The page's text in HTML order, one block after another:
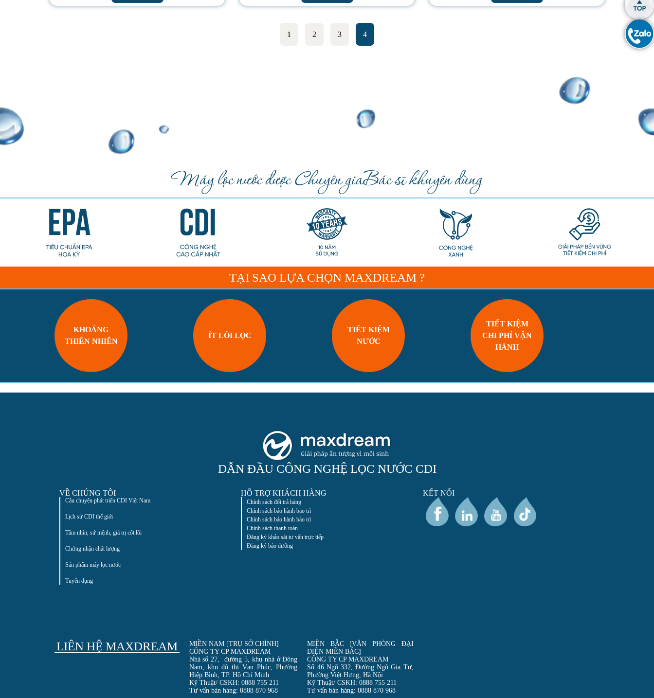
1 2 3 4
Máy lọc nước được Chuyên giaBác sĩ khuyên dùng
TẠI SAO LỰA CHỌN MAXDREAM ?
KHOÁNG
THIÊN NHIÊN
ÍT LÕI LỌC
TIẾT KIỆM
NƯỚC
TIẾT KIỆM
CHI PHÍ VẬN
HÀNH
DẪN ĐẦU CÔNG NGHỆ LỌC NƯỚC CDI
VỀ CHÚNG TÔI
Câu chuyện phát triển CDI Việt Nam
Lịch sử CDI thế giới
Tầm nhìn, sứ mệnh, giá trị cốt lõi
Chứng nhận chất lượng
Sản phẩm máy lọc nước
Tuyển dụng
HỖ TRỢ KHÁCH HÀNG
Chính sách đổi trả hàng
Chính sách bảo hành bảo trì
Chính sách bảo hành bảo trì
Chính sách thanh toán
Đăng ký khảo sát tư vấn trực tiếp
Đăng ký bảo dưỡng
KẾT NỐI
LIÊN HỆ MAXDREAM
MIỀN NAM [TRỤ SỞ CHÍNH]
CÔNG TY CP MAXDREAM
Nhà số 27, đường 5, khu nhà ở Đông
Nam, khu đô thị Vạn Phúc, Phường
Hiệp Bình, TP. Hồ Chí Minh
Kỹ Thuật/ CSKH: 0888 755 211
Tư vấn bán hàng: 0888 870 968
MIỀN BẮC [VĂN PHÒNG ĐẠI
DIỆN MIỀN BẮC]
CÔNG TY CP MAXDREAM
Số 46 Ngõ 332, Đường Ngô Gia Tự,
Phường Việt Hưng, Hà Nội
Kỹ Thuật/ CSKH: 0888 755 211
Tư vấn bán hàng: 0888 870 968